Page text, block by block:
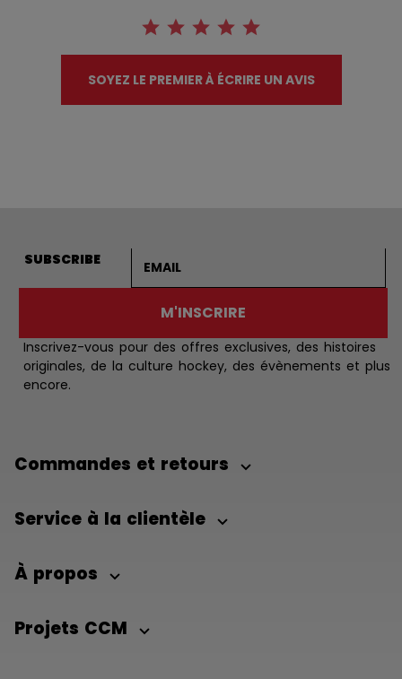
SOYEZ LE PREMIER À ÉCRIRE UN AVIS
SUBSCRIBE
M'INSCRIRE
Inscrivez-vous pour des offres exclusives, des histoires
originales, de la culture hockey, des évènements et plus
encore.
Commandes et retours
Service à la clientèle
À propos
Projets CCM